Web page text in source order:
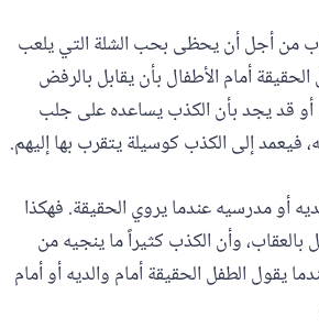
من أجل أن يحظى بحب الشلة التي يلعب
أمام الأطفال بأن يقابل بالرفض
أو قد يجد بأن الكذب يساعده على جلب
فيعمد إلى الكذب كوسيلة يتقرب بها إليهم.
أو مدرسيه عندما يروي الحقيقة. فهكذا
بالعقاب، وأن الكذب كثيراً ما ينجيه من
يقول الطفل الحقيقة أمام والديه أو أمام